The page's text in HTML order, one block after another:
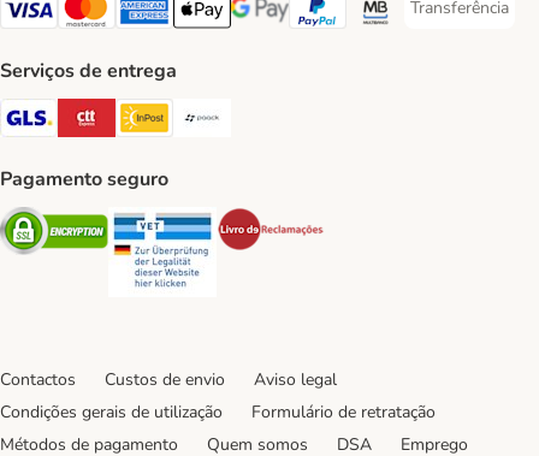
Visa Payment Method
Mastercard Payment Method
American Express Payment Method
Apple Pay Payment Method
Google Pay Payment Method
PayPal Payment Method
Multibanco Payment
Transferência
Transferência
Serviços de entrega
GLS Shipping Method
CTTExpress Shipping Method
InPost Shipping Method
Pagamento seguro
Security Security
Contactos Custos de envio
Aviso legal
Condições gerais de utilização
Formulário de retratação
Métodos de pagamento
Quem somos DSA Emprego